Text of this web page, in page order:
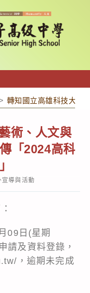
轉知國立高雄科技大學
術、人文與
「2024高科
宣導與活動
09日(星期
請及資料登錄，
，逾期未完成